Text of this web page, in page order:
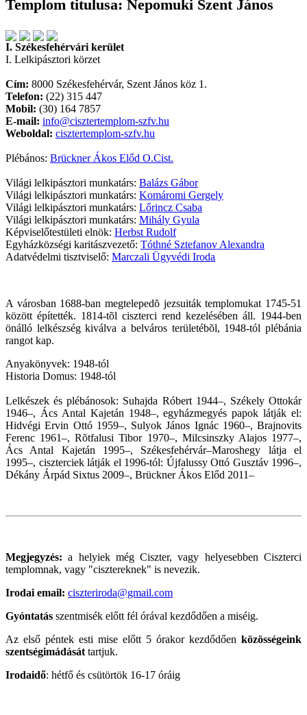
Templom titulusa: Nepomuki Szent János
I. Székesfehérvári kerület
I. Lelkipásztori körzet
Cím: 8000 Székesfehérvár, Szent János köz 1.
Telefon: (22) 315 447
Mobil: (30) 164 7857
E-mail: info@cisztertemplom-szfv.hu
Weboldal: cisztertemplom-szfv.hu
Plébános: Brückner Ákos Előd O.Cist.
Világi lelkipásztori munkatárs: Balázs Gábor
Világi lelkipásztori munkatárs: Komáromi Gergely
Világi lelkipásztori munkatárs: Lőrincz Csaba
Világi lelkipásztori munkatárs: Mihály Gyula
Képviselőtestületi elnök: Herbst Rudolf
Egyházközségi karitászvezető: Tóthné Sztefanov Alexandra
Adatvédelmi tisztviselő: Marczali Ügyvédi Iroda
A városban 1688-ban megtelepedõ jezsuiták templomukat 1745-51
között építették. 1814-tõl ciszterci rend kezelésében áll. 1944-ben
önálló lelkészség kiválva a belváros területébõl, 1948-tól plébánia
rangot kap.
Anyakönyvek: 1948-tól
Historia Domus: 1948-tól
Lelkészek és plébánosok: Suhajda Róbert 1944–, Székely Ottokár
1946–, Ács Antal Kajetán 1948–, egyházmegyés papok látják el:
Hidvégi Ervin Ottó 1959–, Sulyok János Ignác 1960–, Brajnovits
Ferenc 1961–, Rõtfalusi Tibor 1970–, Milcsinszky Alajos 1977–,
Ács Antal Kajetán 1995–, Székesfehérvár–Maroshegy látja el
1995–, ciszterciek látják el 1996-tól: Újfalussy Ottó Gusztáv 1996–,
Dékány Árpád Sixtus 2009–, Brückner Ákos Előd 2011–
Megjegyzés: a helyiek még Ciszter, vagy helyesebben Ciszterci
templomnak, vagy "cisztereknek" is nevezik.
Irodai email: ciszteriroda@gmail.com
Gyóntatás szentmisék előtt fél órával kezdődően a miséig.
Az első péntek esti mise előtt 5 órakor kezdődően közösségeink
szentségimádását tartjuk.
Irodaidő: hétfő és csütörtök 16-17 óráig